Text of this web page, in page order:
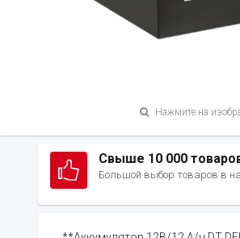
Нажмите на
Свыше 10 000
Большой выбор товаров в